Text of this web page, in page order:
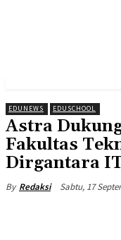
EDUNEWS EDUSCHOOL
Astra
Fakultas
Dirgantara
By Redaksi Sabtu, 17